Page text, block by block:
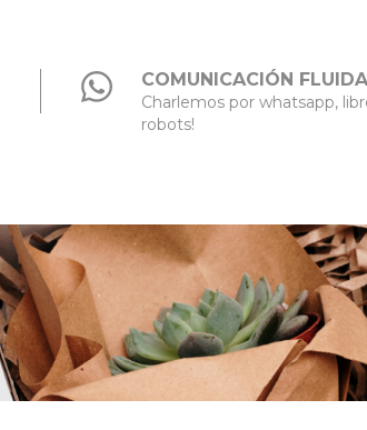
COMUNICACIÓN
Charlemos por whatsapp,
robots!